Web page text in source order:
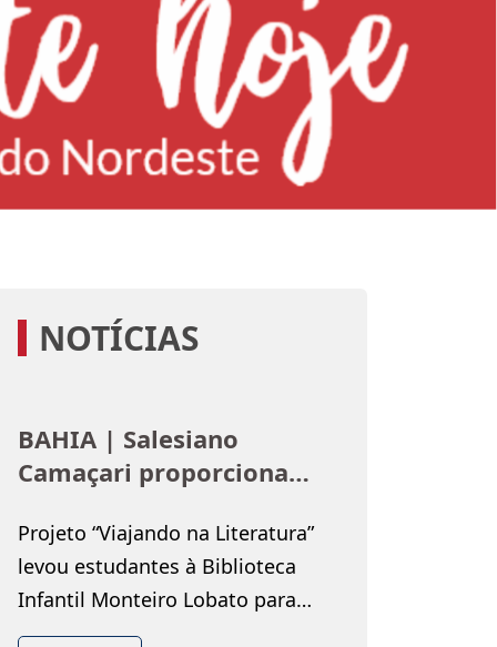
NOTÍCIAS
BAHIA | Salesiano
Camaçari proporciona
livros para estudantes
Projeto “Viajando na Literatura”
levou estudantes à Biblioteca
Infantil Monteiro Lobato para
uma imersão no universo dos